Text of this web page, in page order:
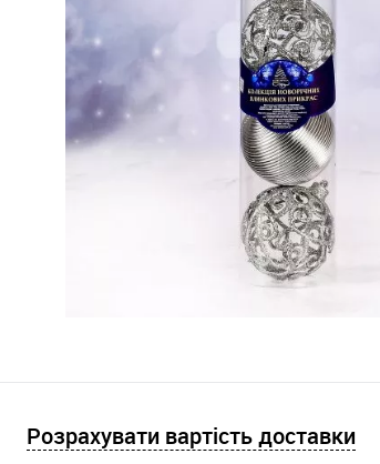
Розрахувати вартість доставки